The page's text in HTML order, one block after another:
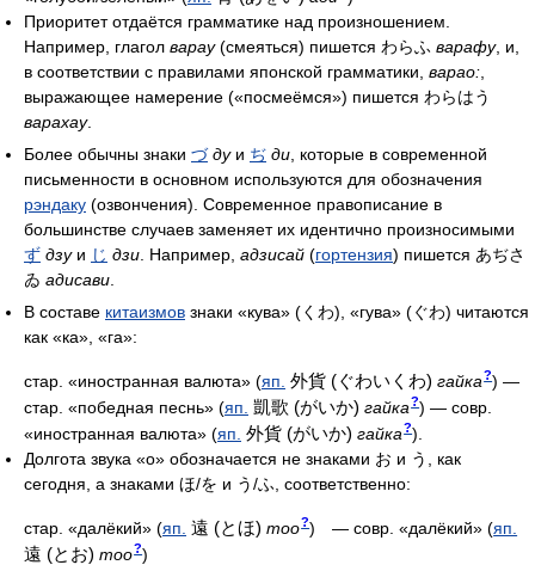
Приоритет отдаётся грамматике над произношением.
Например, глагол варау(смеяться) пишется わらふ варафу, и,
в соответствии с правилами японской грамматики, варао:
выражающее намерение («посмеёмся») пишется わらはう
варахау.
Более обычны знаки づ дуи ぢ ди , которые в современной
письменности в основном используются для обозначения
рэндаку (озвончения). Современное правописание в
большинстве случаев заменяет их идентично произносимыми
ず дзуи じ дзи . Например, адзисай (гортензия) пишется あぢさ
ゐ адисави
В составе китаизмов знаки «кува» (くわ), «гува» (ぐわ) читаются
как «ка», «га»:
стар. «иностранная валюта» (яп. 外貨 (ぐわいくわ) гайка?) —
стар. «победная песнь» (яп. 凱歌 (がいか) гайка?) — совр.
«иностранная валюта» (яп. 外貨 (がいか) гайка?)
Долгота звука «о» обозначается не знаками お и う, как
сегодня, а знаками ほ/を и う/ふ, соответственно:
стар. «далёкий» (яп. 遠 (とほ) тоо?) — cовр. «далёкий»(яп.
遠 (とお) тоо?)